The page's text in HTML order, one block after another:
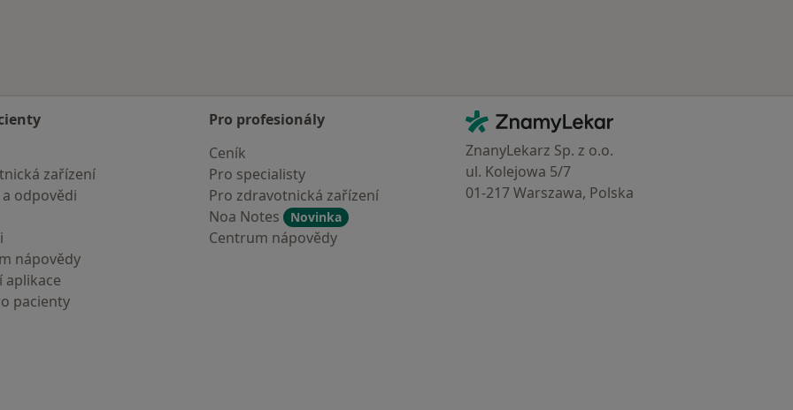
zařízení
odpovědi
nápovědy
aplikace
pacienty
Pro profesionály
Ceník
Pro specialisty
Pro zdravotnická zařízení
Noa Notes
Novinka
Centrum nápovědy
Kontakt
ZnamyLekar - Hlavní stránka
ZnanyLekarz Sp. z o.o.
ul. Kolejowa 5/7
01-217 Warszawa, Polska